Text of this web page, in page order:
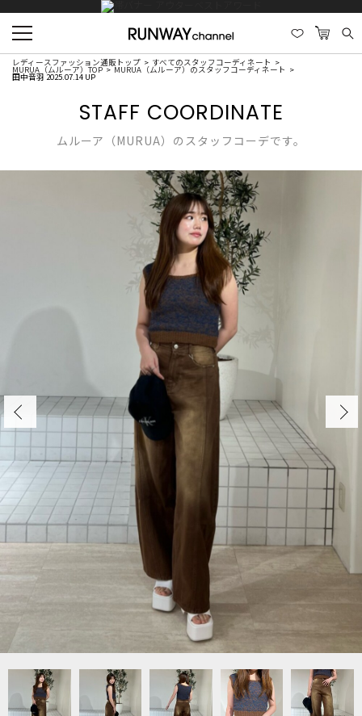
レディースファッション通販トップ すべてのスタッフコーディネート
MURUA（ムルーア）TOP MURUA（ムルーア）のスタッフコーディネート
田中音羽 2025.07.14 UP
STAFF COORDINATE
ムルーア（MURUA）のスタッフコーデです。